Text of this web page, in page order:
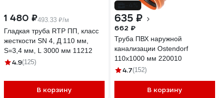
1 480 ₽493.33 ₽/м
Гладкая труба RTP ПП, класс
жесткости SN 4, Д 110 мм,
S=3,4 мм, L 3000 мм 11212
4.9(125)
В корзину
635 ₽
662 ₽
Труба ПВХ наружной
канализации Ostendorf
110х1000 мм 220010
4.7(152)
В корзину